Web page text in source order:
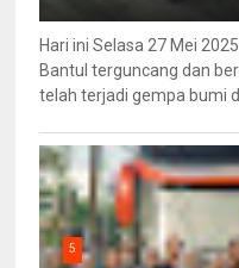
Hari ini Selasa 27 Mei
Bantul terguncang dan
telah terjadi gempa bumi
5